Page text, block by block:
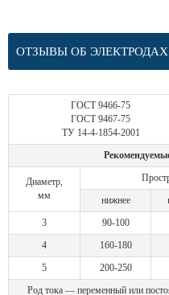
ОТЗЫВЫ ОБ ЭЛЕКТРОДАХ
ГОСТ 9466-75
ГОСТ 9467-75
ТУ 14-4-1854-2001
Диаметр,
мм
нижнее
3
90-100
4
160-180
5
200-250
Род тока — переменный или